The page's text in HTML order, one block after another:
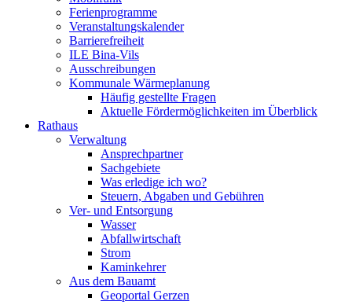
Ferienprogramme
Veranstaltungskalender
Barrierefreiheit
ILE Bina-Vils
Ausschreibungen
Kommunale Wärmeplanung
Häufig gestellte Fragen
Aktuelle Fördermöglichkeiten im Überblick
Rathaus
Verwaltung
Ansprechpartner
Sachgebiete
Was erledige ich wo?
Steuern, Abgaben und Gebühren
Ver- und Entsorgung
Wasser
Abfallwirtschaft
Strom
Kaminkehrer
Aus dem Bauamt
Geoportal Gerzen